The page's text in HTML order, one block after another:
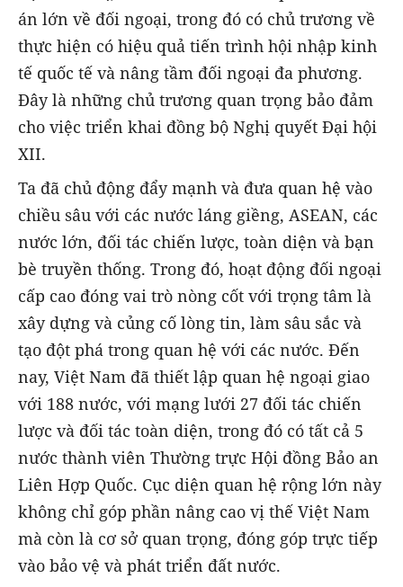
án lớn về đối ngoại, trong đó có chủ trương về
thực hiện có hiệu quả tiến trình hội nhập kinh
tế quốc tế và nâng tầm đối ngoại đa phương.
Đây là những chủ trương quan trọng bảo đảm
cho việc triển khai đồng bộ Nghị quyết Đại hội
XII.
Ta đã chủ động đẩy mạnh và đưa quan hệ vào
chiều sâu với các nước láng giềng, ASEAN, các
nước lớn, đối tác chiến lược, toàn diện và bạn
bè truyền thống. Trong đó, hoạt động đối ngoại
cấp cao đóng vai trò nòng cốt với trọng tâm là
xây dựng và củng cố lòng tin, làm sâu sắc và
tạo đột phá trong quan hệ với các nước. Đến
nay, Việt Nam đã thiết lập quan hệ ngoại giao
với 188 nước, với mạng lưới 27 đối tác chiến
lược và đối tác toàn diện, trong đó có tất cả 5
nước thành viên Thường trực Hội đồng Bảo an
Liên Hợp Quốc. Cục diện quan hệ rộng lớn này
không chỉ góp phần nâng cao vị thế Việt Nam
mà còn là cơ sở quan trọng, đóng góp trực tiếp
vào bảo vệ và phát triển đất nước.